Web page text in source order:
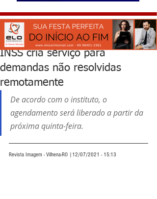
INSS cria serviço para
demandas não resolvidas
remotamente
De acordo com o instituto, o
agendamento será liberado a partir da
próxima quinta-feira.
Revista Imagem - Vilhena-RO |12/07/2021 - 15:13